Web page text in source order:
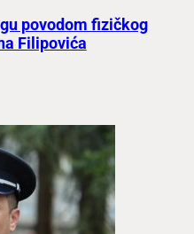
povodom fizičkog
Filipovića